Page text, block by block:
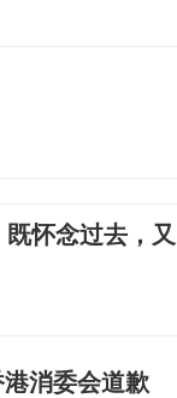
怀念过去，又
消委会道歉